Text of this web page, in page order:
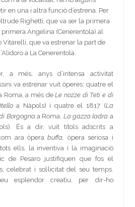
en una i altra funció d’estrena. Per
Righetti, que va ser la primera
primera Angelina (Cenerentola) al
Vitarelli, que va estrenar la part de
a La Cenerentola.
a més, anys d’intensa activitat
va estrenar vuit òperes: quatre el
Roma, a més deLe nozze di Teti e di
a Nàpols) i quatre el 1817 (La
Borgognaa Roma, La gazza ladra a
És a dir, vuit títols adscrits a
ara òpera buffa,
òpera seriosa i
ells, la inventiva i la imaginació
de Pesaro justifiquen que fos el
celebrat i sol·licitat del seu temps.
esplendor creatiu, per dir-ho